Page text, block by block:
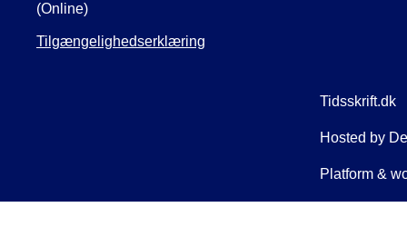
(Online)
Tilgængelighedserklæring